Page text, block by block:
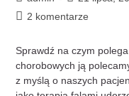
2 komentarze
Sprawdź na czym
chorobowych ją
z myślą o naszych